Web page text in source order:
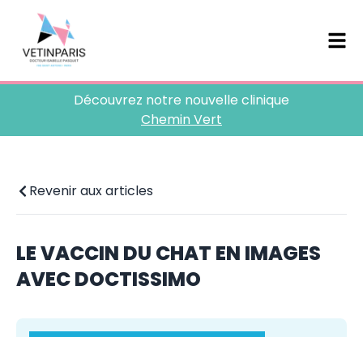
Découvrez notre nouvelle clinique
Chemin Vert
Revenir aux articles
LE VACCIN DU CHAT EN IMAGES
AVEC DOCTISSIMO